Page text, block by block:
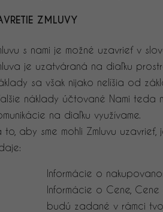
ZMLUVY
s nami je možné uzavrieť v
je uzatváraná na diaľku
sa však nijako nelíšia od
náklady účtované Nami teda
na diaľku využívame.
to, aby sme mohli Zmluvu
Informácie o
Informácie o Cene,
budú zadané v rámci